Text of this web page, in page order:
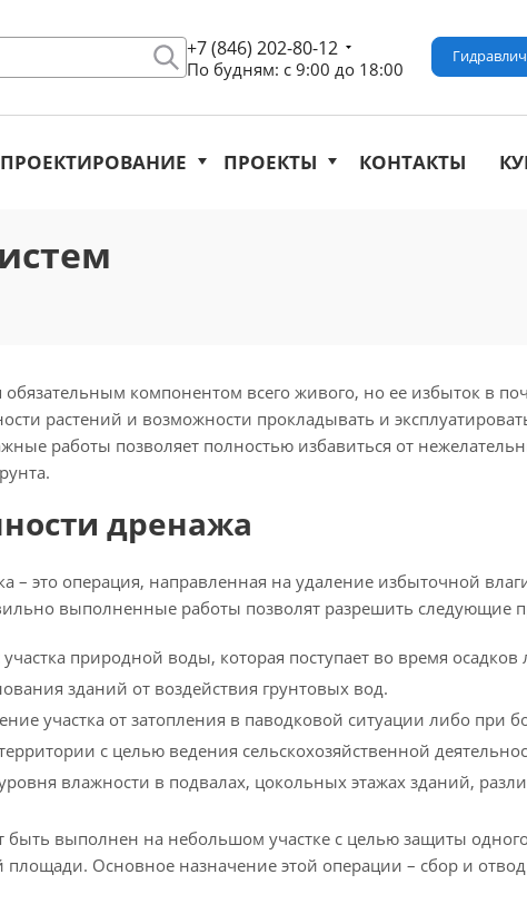
+7 (846) 202-80-12
По будням: с 9:00 до 18:00
ПРОЕКТИРОВАНИЕ ПРОЕКТЫ КОНТАКТЫ
обязательным компонентом всего живого, но ее избыток в
растений и возможности прокладывать и
работы позволяет полностью избавиться от
дренажа
– это операция, направленная на удаление избыточной
выполненные работы позволят разрешить следующие
природной воды, которая поступает во время осадков
зданий от воздействия грунтовых вод.
участка от затопления в паводковой ситуации либо при
с целью ведения сельскохозяйственной
влажности в подвалах, цокольных этажах зданий,
выполнен на небольшом участке с целью защиты
площади. Основное назначение этой операции – сбор и